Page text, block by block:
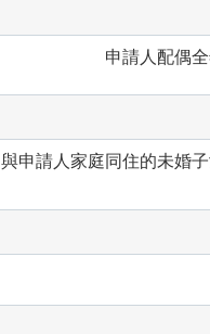
申請人配偶
與申請人家庭同住的未婚